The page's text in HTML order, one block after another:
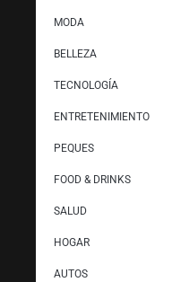
MODA
BELLEZA
TECNOLOGÍA
ENTRETENIMIENTO
PEQUES
FOOD & DRINKS
SALUD
HOGAR
AUTOS